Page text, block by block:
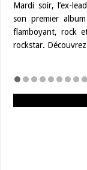
Mardi soir, l’ex-
son premier
flamboyant, rock
rockstar.